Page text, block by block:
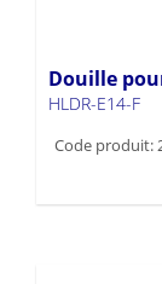
Douille
HLDR-E14-F
Code produit: